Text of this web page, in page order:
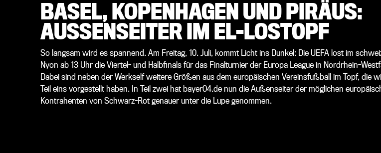
BASEL, KOPENHAGEN UND PIRÄUS:
AUSSENSEITER IM EL-LOSTOPF
So langsam wird es spannend. Am Freitag, 10. Juli, kommt Licht ins Dunkel: Die UEFA lost im
Nyon ab 13 Uhr die Viertel- und Halbfinals für das Finalturnier der Europa League in Nordrhein-
Dabei sind neben der Werkself weitere Größen aus dem europäischen Vereinsfußball im Topf, die
Teil eins vorgestellt haben. In Teil zwei hat bayer04.de nun die Außenseiter der möglichen
Kontrahenten von Schwarz-Rot genauer unter die Lupe genommen.